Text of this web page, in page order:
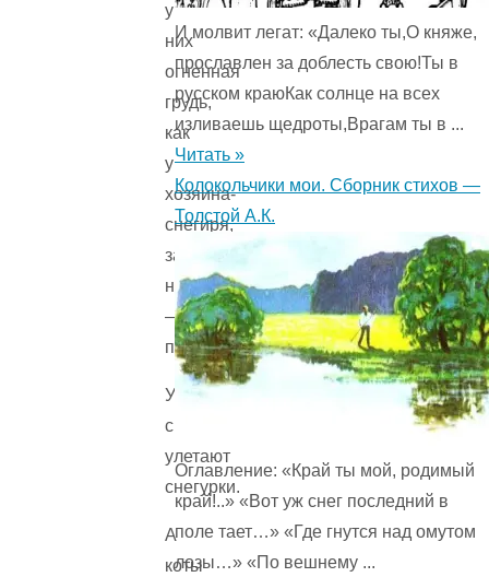
у
них
огненная
грудь,
как
у
хозяина-
снегиря,
зато
нежная
—
палевая.
Улетают
снегири,
улетают
снегурки.
А
коты
И молвит легат: «Далеко ты,О княже,
прославлен за доблесть свою!Ты в
русском краюКак солнце на всех
изливаешь щедроты,Врагам ты в ...
Читать »
Колокольчики мои. Сборник стихов —
Толстой А.К.
Оглавление: «Край ты мой, родимый
край!..» «Вот уж снег последний в
поле тает…» «Где гнутся над омутом
лозы…» «По вешнему ...